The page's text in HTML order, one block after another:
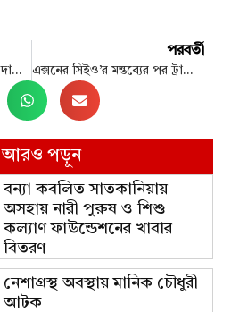
মিয়ানমার সীমান্তে গোলাগুলি দাদার সঙ্গে দোকানে নাস্তা আনতে গিয়ে গুলিবিদ্ধ হয় শিশু হুজাইফা
পরবর্তী
এক্সনের সিইও’র মন্তব্যের পর ট্রাম্পের ভেনেজুয়েলায় তেল বিনিয়োগে কড়া পদক্ষেপ
আরও পড়ুন
বন্যা কবলিত সাতকানিয়ায়
অসহায় নারী পুরুষ ও শিশু
কল্যাণ ফাউন্ডেশনের খাবার
বিতরণ
নেশাগ্রস্থ অবস্থায় মানিক চৌধুরী
আটক